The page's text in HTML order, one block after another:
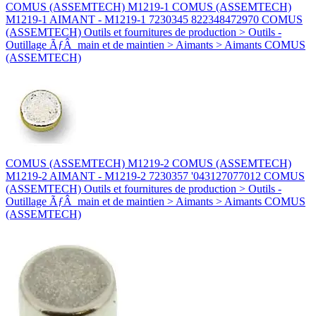
COMUS (ASSEMTECH) M1219-1 COMUS (ASSEMTECH)
M1219-1 AIMANT - M1219-1 7230345 822348472970 COMUS
(ASSEMTECH) Outils et fournitures de production > Outils -
Outillage ÃƒÂ main et de maintien > Aimants > Aimants COMUS
(ASSEMTECH)
COMUS (ASSEMTECH) M1219-2 COMUS (ASSEMTECH)
M1219-2 AIMANT - M1219-2 7230357 '043127077012 COMUS
(ASSEMTECH) Outils et fournitures de production > Outils -
Outillage ÃƒÂ main et de maintien > Aimants > Aimants COMUS
(ASSEMTECH)